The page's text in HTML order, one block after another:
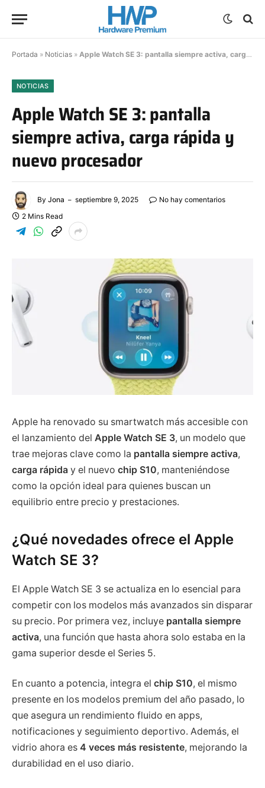
Portada » Noticias » Apple Watch SE 3: pantalla siempre activa, carga rápida y nuevo procesador
NOTICIAS
Apple Watch SE 3: pantalla
siempre activa, carga rápida y
nuevo procesador
By Jona septiembre 9, 2025
No hay comentarios
2 Mins Read
Apple ha renovado su smartwatch más accesible con
el lanzamiento del Apple Watch SE 3, un modelo que
trae mejoras clave como la pantalla siempre activa,
carga rápida y el nuevo chip S10, manteniéndose
como la opción ideal para quienes buscan un
equilibrio entre precio y prestaciones.
¿Qué novedades ofrece el Apple
Watch SE 3?
El Apple Watch SE 3 se actualiza en lo esencial para
competir con los modelos más avanzados sin disparar
su precio. Por primera vez, incluye pantalla siempre
activa, una función que hasta ahora solo estaba en la
gama superior desde el Series 5.
En cuanto a potencia, integra el chip S10, el mismo
presente en los modelos premium del año pasado, lo
que asegura un rendimiento fluido en apps,
notificaciones y seguimiento deportivo. Además, el
vidrio ahora es 4 veces más resistente, mejorando la
durabilidad en el uso diario.